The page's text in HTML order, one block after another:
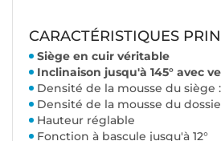
CARACTÉRISTIQUES
Siège en cuir véritable
Inclinaison jusqu'à 145° avec
Densité de la mousse du siège
Densité de la mousse du
Hauteur réglable
Fonction à bascule jusqu'à 12°